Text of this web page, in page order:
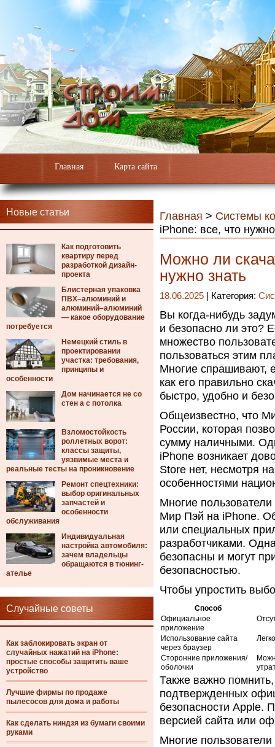
Главная Карта сайта
Новые статьи
Как подготовить
квартиру перед
разработкой дизайн-
проекта
Блистерная упаковка
ПВХ–алюминий и
алюминий–алюминий
— какое оборудование
потребуется
Немецкий стиль в
проектировании
участка: требования,
принципы и
особенности
Дом начинается не со
стен а с потолка
Взломостойкость
роллетных ворот:
классы защиты,
уязвимые места и
реальные тесты на проникновение
Ремонт спецтехники:
выбор оригинальных
запчастей и
особенности
обслуживания
Индивидуальная
настройка автомобиля:
зачем владельцы
обращаются в тюнинг-
ателье
Случайные советы
Как заблокировать экран от
случайных нажатий на iPhone:
простые способы защитить ваше
устройство
Лучшие фирмы по продаже
пылесосов для дома и работы
Как сделать ниндзя из бумаги своими
руками
Главная > Системы
iPhone: все, что
Можно ли
нужно знать
18.06.2025 | Категория:
Вы когда-нибудь
и безопасно ли это?
множество
пользоваться этим
Многие спрашивают,
как его правильно
быстро, удобно и
Общеизвестно, что
России, которая
сумму наличными.
iPhone возникает
Store нет, несмотря
особенностями
Многие
Мир Пэй на iPhone.
или специальных
разработчиками.
безопасны и могут
безопасностью.
Чтобы упростить
Способ
Официальное
приложение
Использование сайта
через браузер
Сторонние приложения/
оболочки
Также важно
подтвержденных
безопасности Apple.
версией сайта или
Многие